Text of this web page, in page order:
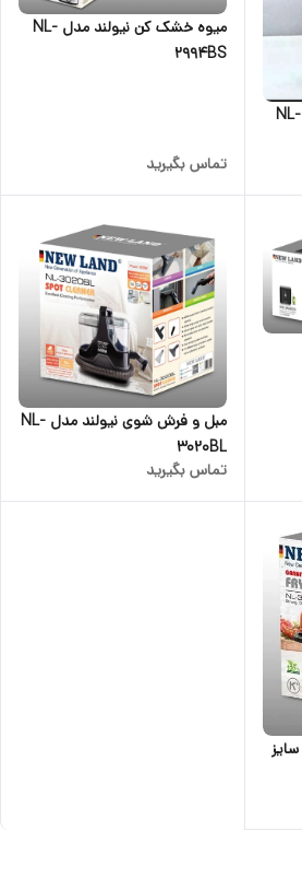
چای ساز روهمی نیولندمدل NL-
میوه خشک کن نیولند مدل NL-
2994BS
تماس بگیرید
مبل و فرش شوی نیولند مدل NL-
3020BL
تماس بگیرید
قابلمه تکی نیولند 36-3021 سایز